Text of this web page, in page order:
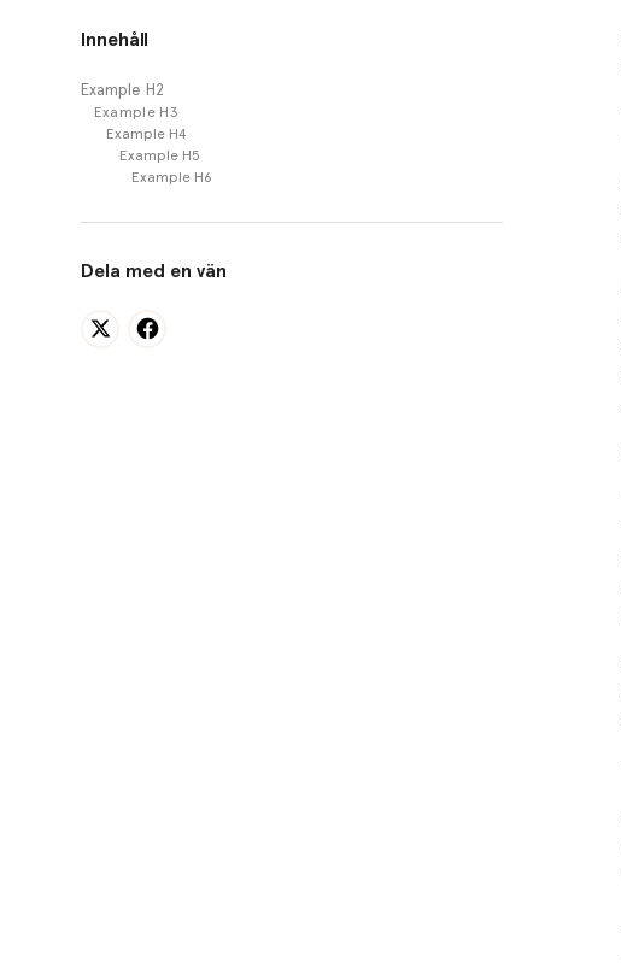
Innehåll
Example H2
Example H3
Example H4
Example H5
Example H6
Dela med en vän